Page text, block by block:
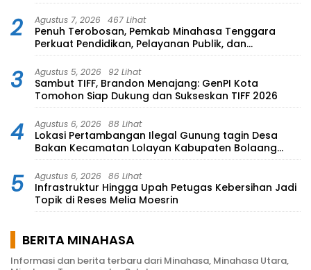
2 Agustus 7, 2026 467 Lihat
Penuh Terobosan, Pemkab Minahasa Tenggara
Perkuat Pendidikan, Pelayanan Publik, dan
Kesehatan
3 Agustus 5, 2026 92 Lihat
Sambut TIFF, Brandon Menajang: ​GenPI Kota
Tomohon Siap Dukung dan Sukseskan TIFF 2026
4 Agustus 6, 2026 88 Lihat
Lokasi Pertambangan Ilegal Gunung tagin Desa
Bakan Kecamatan Lolayan Kabupaten Bolaang
Mongondow di perkebunan Lolotut Target
Bareskrim TIPEDTER MABES POLRI
5 Agustus 6, 2026 86 Lihat
Infrastruktur Hingga Upah Petugas Kebersihan Jadi
Topik di Reses Melia Moesrin
BERITA MINAHASA
Informasi dan berita terbaru dari Minahasa, Minahasa Utara,